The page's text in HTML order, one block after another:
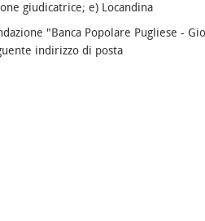
giudicatrice; e) Locandina
"Banca Popolare Pugliese -
indirizzo di posta